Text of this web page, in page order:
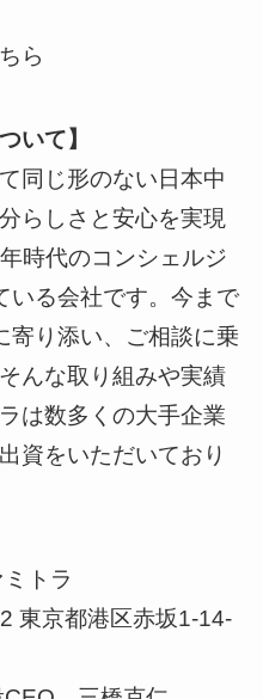
ら
いて】
同じ形のない日本中
らしさと安心を実現
時代のコンシェルジ
いる会社です。今まで
寄り添い、ご相談に乗
んな取り組みや実績
は数多くの大手企業
資をいただいており
トラ
東京都港区赤坂1-14-